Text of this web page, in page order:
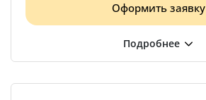
Оформить заявку